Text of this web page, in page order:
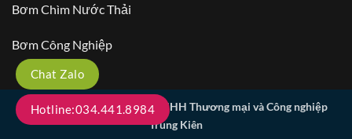
Bơm Chìm Nước Thải
Bơm Công Nghiệp
Copyright 2026 © Công ty TNHH Thương mại và Công nghiệp
Trung Kiên
Chat Zalo
Hotline:034.441.8984